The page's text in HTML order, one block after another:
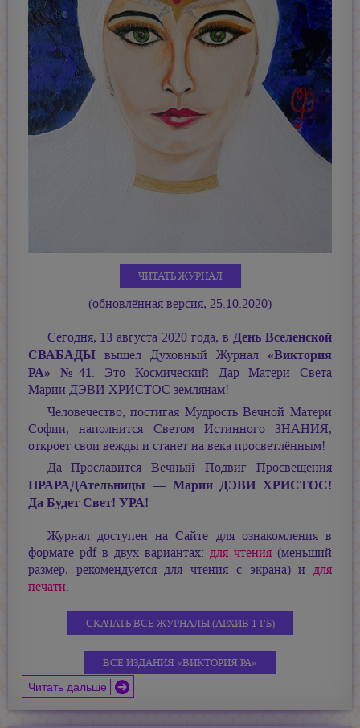
ЧИТАТЬ ЖУРНАЛ
(обновлённая версия, 25.10.2020)
Сегодня, 13 августа 2020 года, вДень Вселенской
СВАБАДЫ вышел Духовный Журнал «Виктория
РА» №41. Это Космический Дар Матери Света
Марии ДЭВИ ХРИСТОС землянам!
Человечество, постигая Мудрость Вечной Матери
Софии, наполнится Светом Истинного ЗНАНИЯ,
откроет свои вежды и станет на века просветлённым!
Да Прославится Вечный Подвиг Просвещения
ПРАРАДАтельницы — Марии ДЭВИ ХРИСТОС!
Да Будет Свет! УРА!
Журнал доступен на Сайте для ознакомления в
формате pdf в двух вариантах: для чтения (меньший
размер, рекомендуется для чтения с экрана) и для
печати.
СКАЧАТЬ ВСЕ ЖУРНАЛЫ (АРХИВ 1 ГБ)
ВСЕ ИЗДАНИЯ «ВИКТОРИЯ РА»
Читать дальше